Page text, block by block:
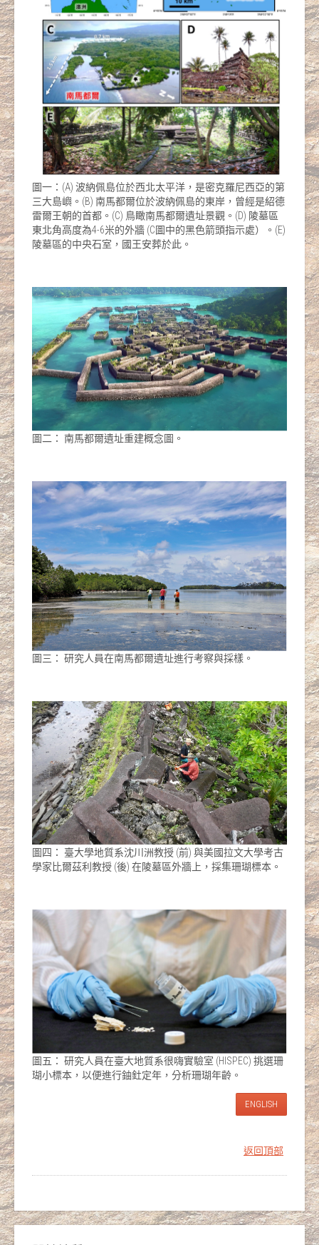
圖一：(A) 波納佩島位於西北太平洋，是密克羅尼西亞的第
三大島嶼。(B) 南馬都爾位於波納佩島的東岸，曾經是紹德
雷爾王朝的首都。(C) 鳥瞰南馬都爾遺址景觀。(D) 陵墓區
東北角高度為4-6米的外牆 (C圖中的黑色箭頭指示處）。(E)
陵墓區的中央石室，國王安葬於此。
圖二： 南馬都爾遺址重建概念圖。
圖三： 研究人員在南馬都爾遺址進行考察與採樣。
圖四： 臺大學地質系沈川洲教授 (前) 與美國拉文大學考古
學家比爾茲利教授 (後) 在陵墓區外牆上，採集珊瑚標本。
圖五： 研究人員在臺大地質系很嗨實驗室 (HISPEC) 挑選珊
瑚小標本，以便進行鈾釷定年，分析珊瑚年齡。
ENGLISH
返回頂部